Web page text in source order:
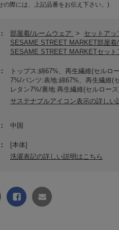
の際には、上記品番をお伝え下さい。)
部屋着/ルームウェア >
セットアッ
SESAME STREET MARKET部屋着
SESAME STREET MARKETセット
トップス:綿67%、再生繊維(セルロ
7%/パンツ:表地:綿67%、再生繊維(
レタン7%/裏地:再生繊維(セルロー
サステナブルアイコン表示の詳しい
中国
[本体]
洗濯表記の詳しい説明はこちら